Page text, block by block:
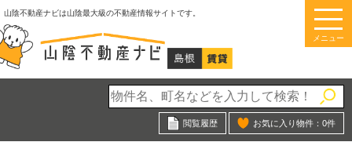
このページの本文へ
山陰不動産ナビは山陰最大級の不動産情報サイトです。
メニュー
閲覧履歴 お気に入り物件： 0件